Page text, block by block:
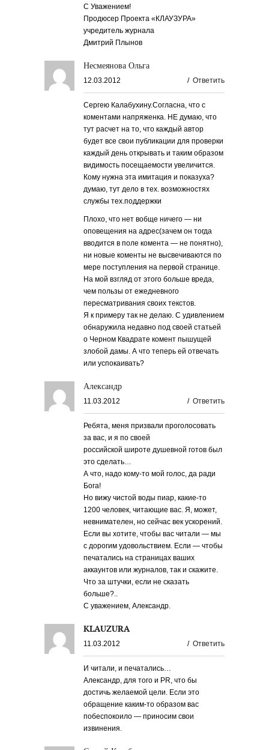
С Уважением!
Продюсер Проекта «КЛАУЗУРА»
учредитель журнала
Дмитрий Плынов
Несмеянова Ольга
12.03.2012 / Ответить
Сергею Калабухину.Согласна, что с
коментами напряженка. НЕ думаю, что
тут расчет на то, что каждый автор
будет все свои публикации для проверки
каждый день открывать и таким образом
видимость посещаемости увеличится.
Кому нужна эта имитация и показуха?
думаю, тут дело в тех. возможностях
службы тех.поддержки
Плохо, что нет вобще ничего — ни
оповещения на адрес(зачем он тогда
вводится в поле комента — не понятно),
ни новые коменты не высвечиваются по
мере поступления на первой странице.
На мой взгляд от этого больше вреда,
чем пользы от ежедневного
пересматривания своих текстов.
Я к примеру так не делаю. С удивлением
обнаружила недавно под своей статьей
о Черном Квадрате комент пышущей
злобой дамы. А что теперь ей отвечать
или успокаивать?
Александр
11.03.2012 / Ответить
Ребята, меня призвали проголосовать
за вас, и я по своей
российской широте душевной готов был
это сделать…
А что, надо кому-то мой голос, да ради
Бога!
Но вижу чистой воды пиар, какие-то
1200 человек, читающие вас. Я, может,
невнимателен, но сейчас век ускорений.
Если вы хотите, чтобы вас читали — мы
с дорогим удовольствием. Если — чтобы
печатались на страницах ваших
аккаунтов или журналов, так и скажите.
Что за штучки, если не сказать
больше?..
С уважением, Александр.
KLAUZURA
11.03.2012 / Ответить
И читали, и печатались…
Александр, для того и PR, что бы
достичь желаемой цели. Если это
обращение каким-то образом вас
побеспокоило — приносим свои
извинения.